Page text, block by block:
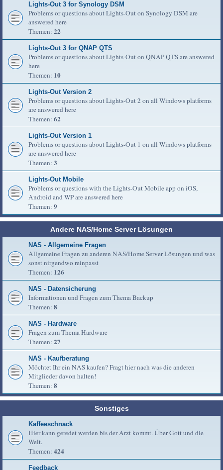
Lights-Out 3 for Synology DSM
Problems or questions about Lights-Out on Synology DSM are
answered here
Themen: 22
Lights-Out 3 for QNAP QTS
Problems or questions about Lights-Out on QNAP QTS are answered
here
Themen: 10
Lights-Out Version 2
Problems or questions about Lights-Out 2 on all Windows platforms
are answered here
Themen: 62
Lights-Out Version 1
Problems or questions about Lights-Out 1 on all Windows platforms
are answered here
Themen: 3
Lights-Out Mobile
Problems or questions with the Lights-Out Mobile app on iOS,
Android and WP are answered here
Themen: 9
Andere NAS/Home Server Lösungen
NAS - Allgemeine Fragen
Allgemeine Fragen zu anderen NAS/Home Server Lösungen und was
sonst nirgendwo reinpasst
Themen: 126
NAS - Datensicherung
Informationen und Fragen zum Thema Backup
Themen: 8
NAS - Hardware
Fragen zum Thema Hardware
Themen: 27
NAS - Kaufberatung
Möchtet Ihr ein NAS kaufen? Fragt hier nach was die anderen
Mitglieder davon halten!
Themen: 8
Sonstiges
Kaffeeschnack
Hier kann geredet werden bis der Arzt kommt. Über Gott und die
Welt.
Themen: 424
Feedback